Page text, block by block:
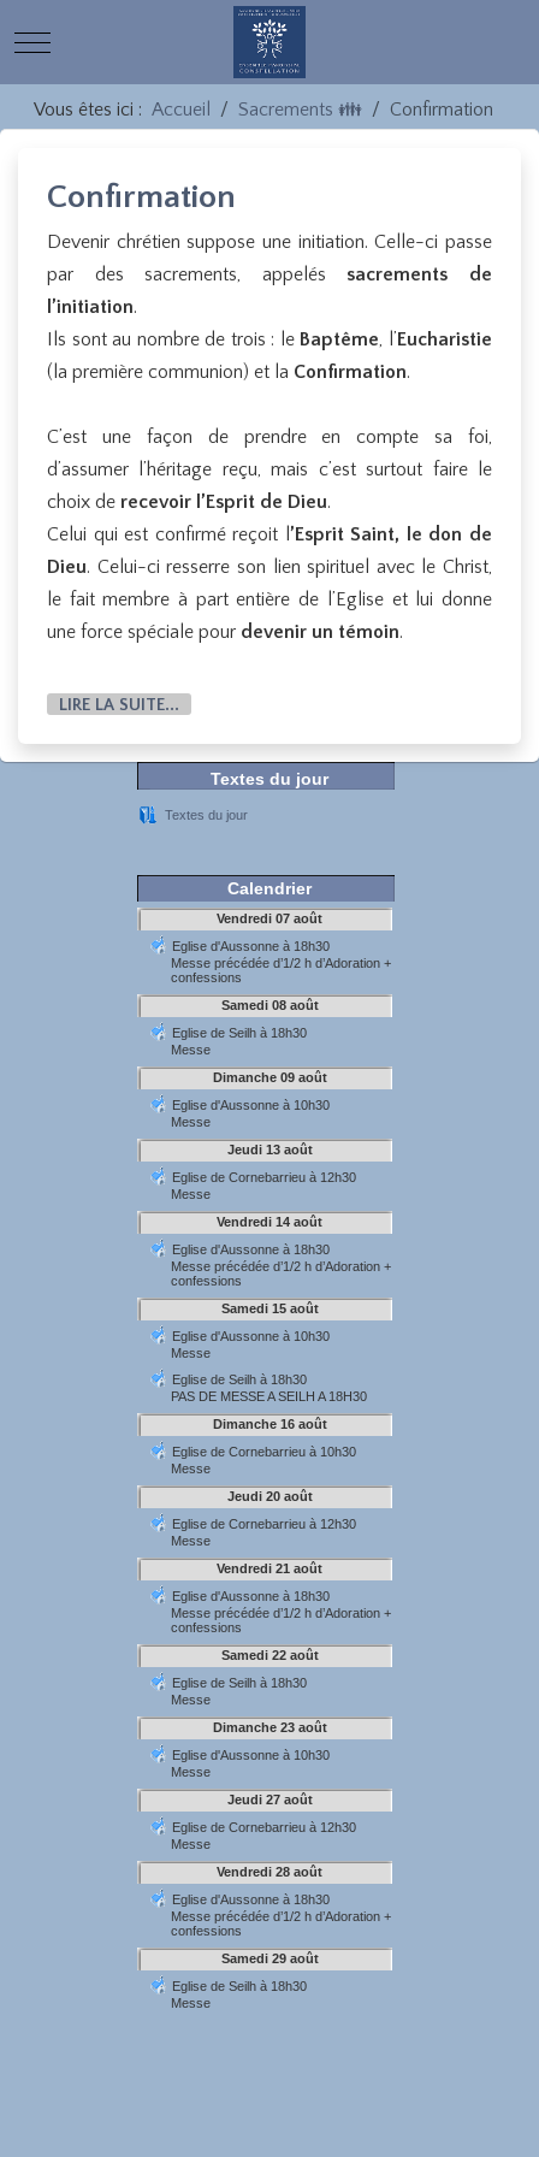
Mobile Menu Toggle
Vous êtes ici : Accueil Sacrements 👪 Confirmation
Confirmation
Devenir chrétien suppose une initiation. Celle-ci passe
par des sacrements, appelés sacrements de
l’initiation.
Ils sont au nombre de trois : leBaptême, l’Eucharistie
(la première communion) et la Confirmation.
C’est une façon de prendre en compte sa foi,
d’assumer l’héritage reçu, mais c’est surtout faire le
choix de recevoir l’Esprit de Dieu.
Celui qui est confirmé reçoit l ’Esprit Saint, le don de
Dieu. Celui-ci resserre son lien spirituel avec le Christ,
le fait membre à part entière de l’Eglise et lui donne
une force spéciale pour devenir un témoin.
LIRE LA SUITE...
Textes du jour
Textes du jour